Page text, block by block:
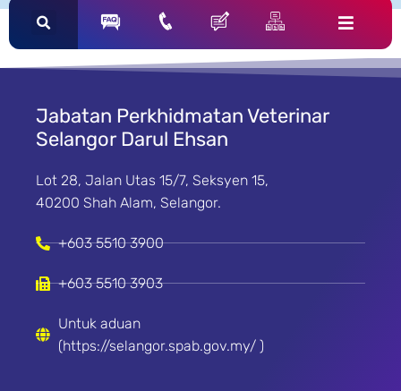
Jabatan Perkhidmatan Veterinar
Selangor Darul Ehsan
Lot 28, Jalan Utas 15/7, Seksyen 15,
40200 Shah Alam, Selangor.
+603 5510 3900
+603 5510 3903
Untuk aduan
(https://selangor.spab.gov.my/ )